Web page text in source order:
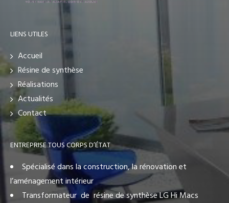
LIENS UTILES
Accueil
Résine de synthèse
Réalisations
Actualités
Contact
ENTREPRISE TOUS CORPS D’ÉTAT
Spécialisé dans la construction, la rénovation et
l’aménagement intérieur
Transformateur de résine de synthèse LG Hi Macs